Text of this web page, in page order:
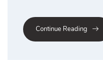
Continue Reading